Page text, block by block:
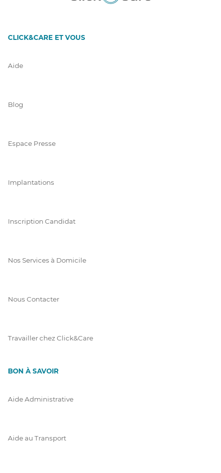
CLICK&CARE ET VOUS
Aide
Blog
Espace Presse
Implantations
Inscription Candidat
Nos Services à Domicile
Nous Contacter
Travailler chez Click&Care
BON À SAVOIR
Aide Administrative
Aide au Transport